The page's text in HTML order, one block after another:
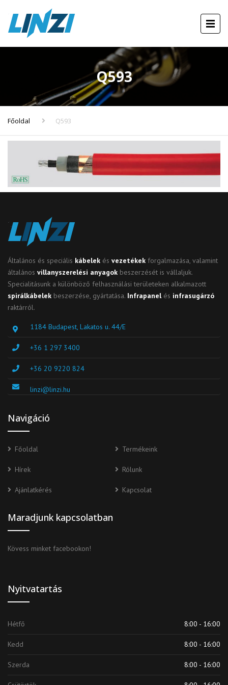
Q593
Főoldal Q593
Általános és speciális kábelek és vezetékek forgalmazása, valamint
általános villanyszerelési anyagok beszerzését is vállaljuk.
Specialitásunk a különböző felhasználási területeken alkalmazott
spirálkábelek beszerzése, gyártatása. Infrapanel és infrasugárzó
raktárról.
1184 Budapest, Lakatos u. 44/E
+36 1 297 3400
+36 20 9220 824
linzi@linzi.hu
Navigáció
Főoldal Termékeink
Hírek Rólunk
Ajánlatkérés Kapcsolat
Maradjunk kapcsolatban
Kövess minket facebookon!
Nyitvatartás
Hétfő 8:00 - 16:00
Kedd 8:00 - 16:00
Szerda 8:00 - 16:00